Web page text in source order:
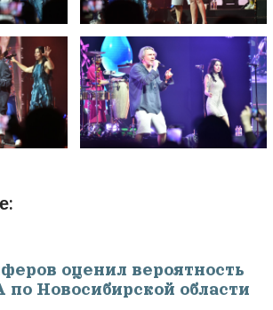
оценил вероятность
Новосибирской области